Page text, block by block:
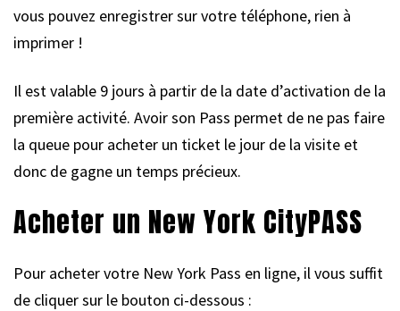
vous pouvez enregistrer sur votre téléphone, rien à
imprimer !
Il est valable 9 jours à partir de la date d’activation de la
première activité. Avoir son Pass permet de ne pas faire
la queue pour acheter un ticket le jour de la visite et
donc de gagne un temps précieux.
Acheter un New York CityPASS
Pour acheter votre New York Pass en ligne, il vous suffit
de cliquer sur le bouton ci-dessous :